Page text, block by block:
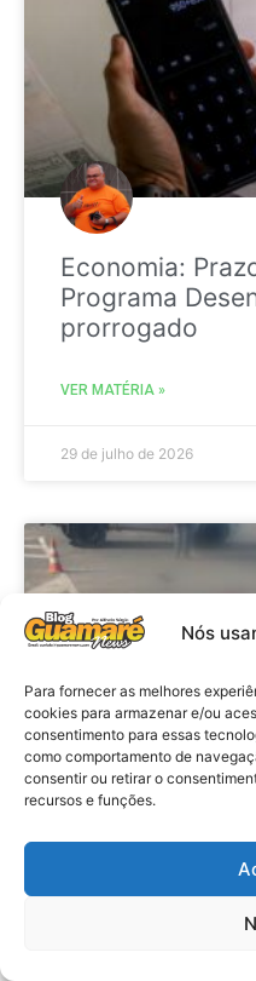
Nós
Para fornecer as melhores
cookies para armazenar e/ou
consentimento para essas
como comportamento de
consentir ou retirar o
recursos e funções.
Economia:
Programa
prorrogado
VER MATÉRIA »
29 de julho de 2026
Acidente: A
professora se
acidente e vai a
no Alto do